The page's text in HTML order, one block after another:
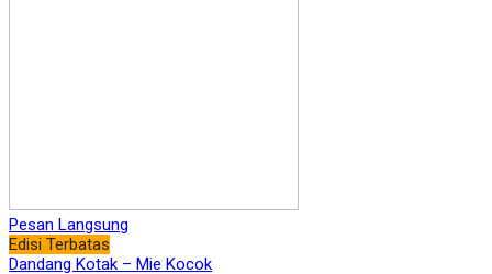
Pesan Langsung
Edisi Terbatas
Dandang Kotak – Mie Kocok